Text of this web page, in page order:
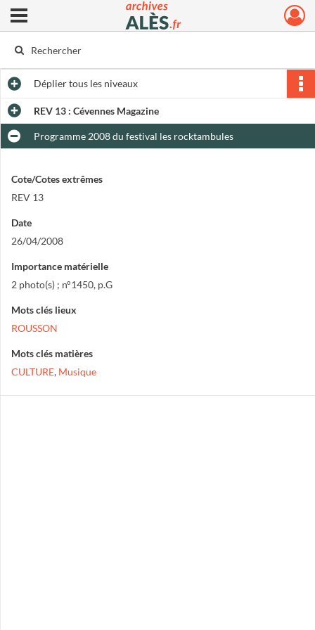
Archives municipales d'Alès
Ouvrir le menu déroulant
Dépliertous les niveaux
REV 13 : Cévennes Magazine
Programme 2008 du festival les rocktambules
Cote/Cotes extrêmes
REV 13
Date
26/04/2008
Importance matérielle
2 photo(s) ; n°1450, p.G
Mots clés lieux
ROUSSON
Mots clés matières
CULTURE, Musique